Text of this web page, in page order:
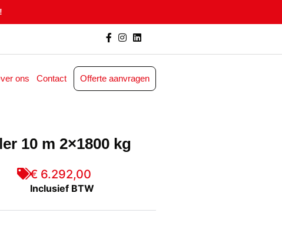
ons Contact Offerte aanvragen
10 m 2×1800 kg
€ 6.292,00
Inclusief BTW